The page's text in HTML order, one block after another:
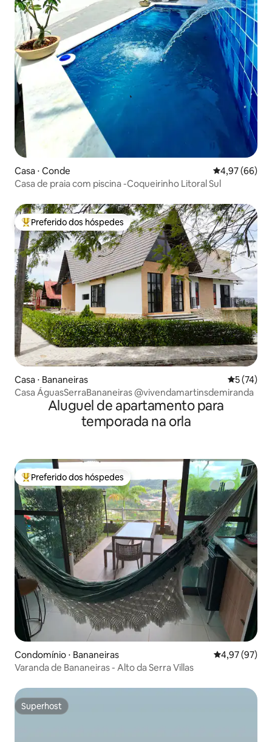
Casa ⋅ Conde 4,97 de uma
4,97 (66)
Casa de praia com piscina -Coqueirinho Litoral Sul
Entre os melhores preferidos dos hóspedes
Preferido dos hóspedes
Casa ⋅ Bananeiras 5 de uma
5 (74)
Casa ÁguasSerraBananeiras @vivendamartinsdemiranda
Aluguel de apartamento para
temporada na orla
Entre os melhores preferidos dos hóspedes
Preferido dos hóspedes
Condomínio ⋅ Bananeiras 4,97 de uma
4,97 (97)
Varanda de Bananeiras - Alto da Serra Villas
Superhost
Superhost